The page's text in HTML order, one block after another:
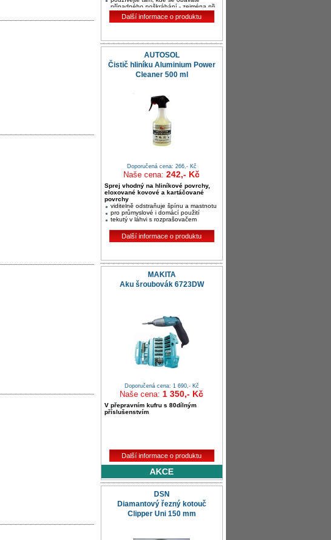
případného poškrábání - zejména při
strojním leštění při vysoké teplotě
Další informace o produktu
AUTOSOL
Čistič hliníku Aluminium Power
Cleaner 500 ml
Doporučená cena: 266,- Kč
Naše cena: 242,- Kč
Sprej vhodný na hliníkové povrchy,
eloxované kovové a kartáčované
povrchy
viditelně odstraňuje špínu a mastnotu
pro průmyslové i domácí použití
tekutý v láhvi s rozprašovačem
Další informace o produktu
MAKITA
Aku šroubovák 6723DW
Doporučená cena: 1 690,- Kč
Naše cena: 1 350,- Kč
V přepravním kufru s 80dílným
příslušenstvím
Další informace o produktu
AKCE
DSN
Diamantový řezný kotouč
Clipper Uni 150 mm